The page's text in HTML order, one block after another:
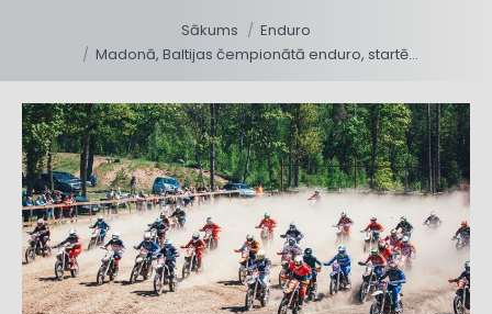
Sākums
Enduro
Madonā, Baltijas čempionātā enduro, startē…